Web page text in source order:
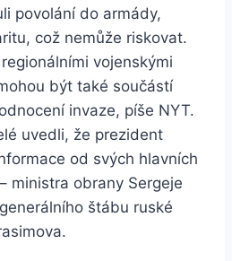
povolání do armády,
což nemůže riskovat.
vojenskými
být také součástí
invaze, píše NYT.
uvedli, že prezident
od svých hlavních
ministra obrany Sergeje
štábu ruské